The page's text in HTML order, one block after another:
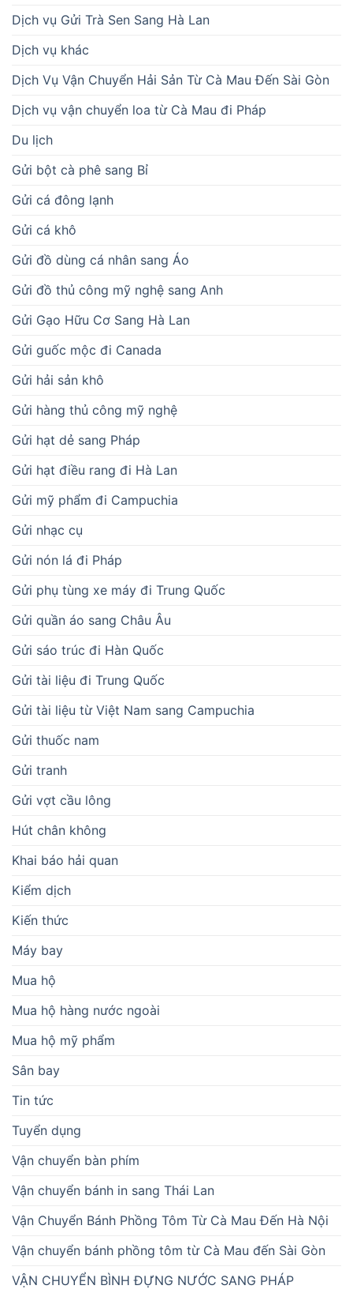
Dịch vụ Gửi Trà Sen Sang Hà Lan
Dịch vụ khác
Dịch Vụ Vận Chuyển Hải Sản Từ Cà Mau Đến Sài Gòn
Dịch vụ vận chuyển loa từ Cà Mau đi Pháp
Du lịch
Gửi bột cà phê sang Bỉ
Gửi cá đông lạnh
Gửi cá khô
Gửi đồ dùng cá nhân sang Áo
Gửi đồ thủ công mỹ nghệ sang Anh
Gửi Gạo Hữu Cơ Sang Hà Lan
Gửi guốc mộc đi Canada
Gửi hải sản khô
Gửi hàng thủ công mỹ nghệ
Gửi hạt dẻ sang Pháp
Gửi hạt điều rang đi Hà Lan
Gửi mỹ phẩm đi Campuchia
Gửi nhạc cụ
Gửi nón lá đi Pháp
Gửi phụ tùng xe máy đi Trung Quốc
Gửi quần áo sang Châu Âu
Gửi sáo trúc đi Hàn Quốc
Gửi tài liệu đi Trung Quốc
Gửi tài liệu từ Việt Nam sang Campuchia
Gửi thuốc nam
Gửi tranh
Gửi vợt cầu lông
Hút chân không
Khai báo hải quan
Kiểm dịch
Kiến thức
Máy bay
Mua hộ
Mua hộ hàng nước ngoài
Mua hộ mỹ phẩm
Sân bay
Tin tức
Tuyển dụng
Vận chuyển bàn phím
Vận chuyển bánh in sang Thái Lan
Vận Chuyển Bánh Phồng Tôm Từ Cà Mau Đến Hà Nội
Vận chuyển bánh phồng tôm từ Cà Mau đến Sài Gòn
VẬN CHUYỂN BÌNH ĐỰNG NƯỚC SANG PHÁP